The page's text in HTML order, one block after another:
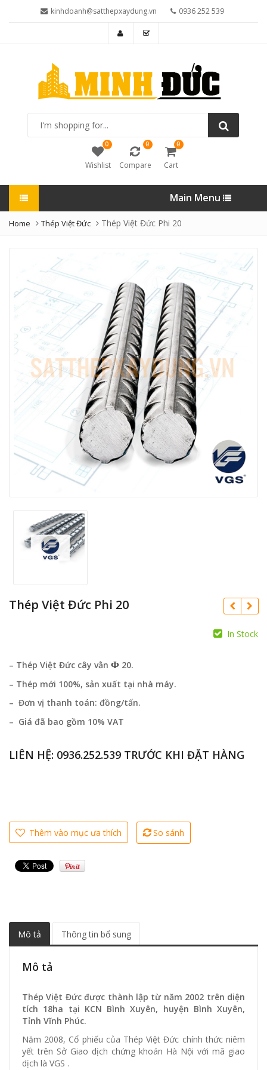
kinhdoanh@satthepxaydung.vn 0936 252 539
shopping
0
Wishlist
0
Compare
0
Cart
Main Menu
Home Thép Việt Đức Thép Việt Đức Phi 20
Thép Việt Đức Phi 20
In Stock
– Thép Việt Đức cây vằn Ф 20.
– Thép mới 100%, sản xuất tại nhà máy.
– Đơn vị thanh toán: đồng/tấn.
– Giá đã bao gồm 10% VAT
LIÊN HỆ: 0936.252.539 TRƯỚC KHI ĐẶT HÀNG
Thêm vào mục ưa thích So sánh
Mô tả Thông tin bổ sung
Mô tả
Thép Việt Đức được thành lập từ năm 2002 trên diện
tích 18ha tại KCN Bình Xuyên, huyện Bình Xuyên,
Tỉnh Vĩnh Phúc.
Năm 2008, Cổ phiếu của Thép Việt Đức chính thức niêm
yết trên Sở Giao dịch chứng khoán Hà Nội với mã giao
dịch là VGS .